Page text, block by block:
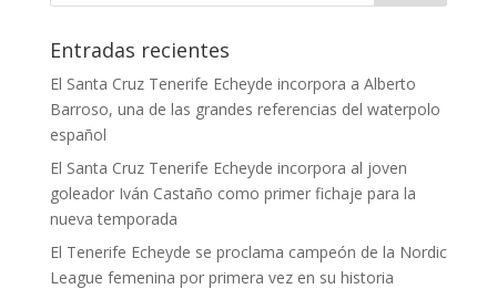
Entradas recientes
El Santa Cruz Tenerife Echeyde incorpora a Alberto
Barroso, una de las grandes referencias del waterpolo
español
El Santa Cruz Tenerife Echeyde incorpora al joven
goleador Iván Castaño como primer fichaje para la
nueva temporada
El Tenerife Echeyde se proclama campeón de la Nordic
League femenina por primera vez en su historia